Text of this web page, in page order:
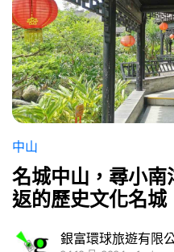
中山
名城中山，尋小
返的歷史文化名城
銀富環球旅遊有限